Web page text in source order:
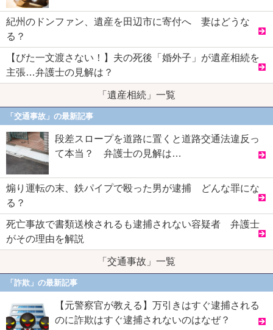
紀州のドンファン、遺産を田辺市に寄付へ 妻はどうな
る？
【びた一文渡さない！】夫の死後「婚外子」が遺産相続を
主張…弁護士の見解は？
「遺産相続」一覧
「交通事故」の最新記事
段差スロープを道路に置くと道路交通法違反っ
て本当？ 弁護士の見解は…
煽り運転の末、鉄パイプで殴った男が逮捕 どんな罪にな
る？
死亡事故で書類送検されるも逮捕されない容疑者 弁護士
がその理由を解説
「交通事故」一覧
「詐欺」の最新記事
【元警察官が教える】万引きはすぐ逮捕される
のに詐欺はすぐ逮捕されないのはなぜ？